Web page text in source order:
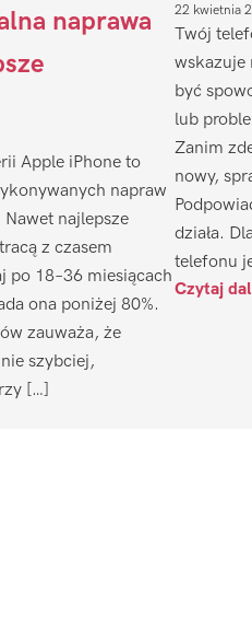
naprawa
Apple iPhone to
napraw
najlepsze
z czasem
po 18–36 miesiącach
ona poniżej 80%.
zauważa, że
szybciej,
[…]
22 kwietnia
Twój
wskazuje
być
lub
Zanim
nowy,
działa.
telefonu
Czytaj